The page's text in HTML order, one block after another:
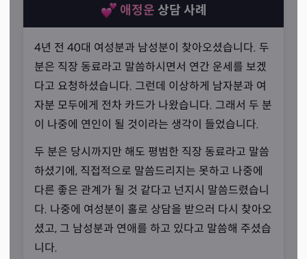
설명을 들으며 역시나 잘 맞히시는 분들은 일반인과는 어딘
가 ‘다른 곳’이 있다는 확신이 들었습니다.
애정운 상담 사례
4년 전 40대 여성분과 남성분이 찾아오셨습니다. 두
분은 직장 동료라고 말씀하시면서 연간 운세를 보겠
다고 요청하셨습니다. 그런데 이상하게 남자분과 여
자분 모두에게 전차 카드가 나왔습니다. 그래서 두 분
이 나중에 연인이 될 것이라는 생각이 들었습니다.
두 분은 당시까지만 해도 평범한 직장 동료라고 말씀
하셨기에, 직접적으로 말씀드리지는 못하고 나중에
다른 좋은 관계가 될 것 같다고 넌지시 말씀드렸습니
다. 나중에 여성분이 홀로 상담을 받으러 다시 찾아오
셨고, 그 남성분과 연애를 하고 있다고 말씀해 주셨습
니다.